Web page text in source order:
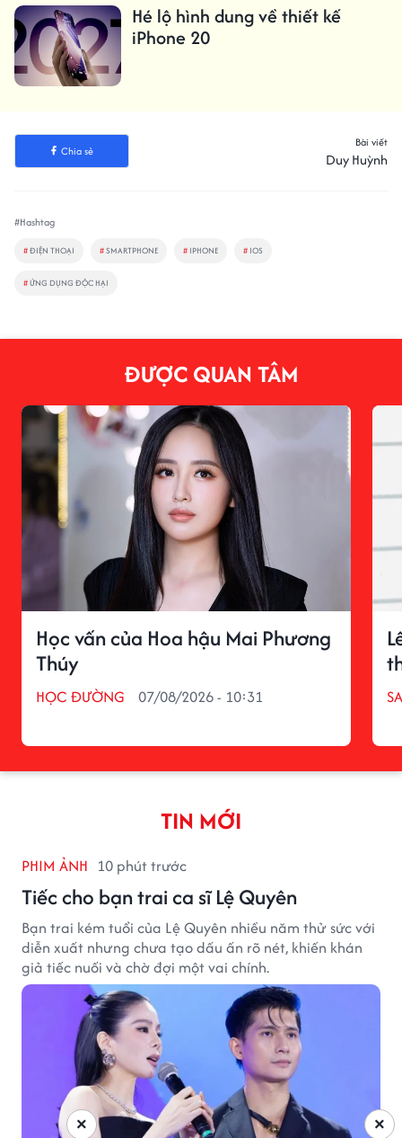
Hé lộ hình dung về thiết kế
iPhone 20
Chia sẻ
Bài viết
Duy Huỳnh
#Hashtag
#ĐIỆN THOẠI #SMARTPHONE # IPHONE # IOS
#ỨNG DỤNG ĐỘC HẠI
ĐƯỢC QUAN TÂM
Học vấn của Hoa hậu Mai Phương
Thúy
HỌC ĐƯỜNG 07/08/2026 - 10:31
TIN MỚI
PHIM ẢNH 10 phút trước
Tiếc cho bạn trai ca sĩ Lệ Quyên
Bạn trai kém tuổi của Lệ Quyên nhiều năm thử sức với
diễn xuất nhưng chưa tạo dấu ấn rõ nét, khiến khán
giả tiếc nuối và chờ đợi một vai chính.
×
×